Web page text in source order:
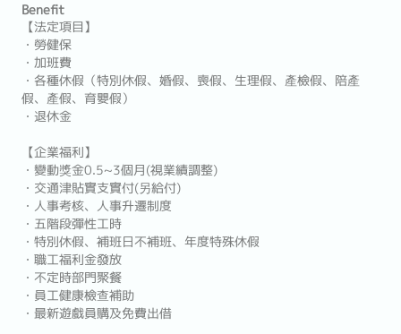
Benefit
【法定項目】
・勞健保
・加班費
・各種休假（特別休假、婚假、喪假、生理假、產檢假、陪產
假、產假、育嬰假）
・退休金
【企業福利】
・變動獎金0.5~3個月(視業績調整)
・交通津貼實支實付(另給付)
・人事考核、人事升遷制度
・五階段彈性工時
・特別休假、補班日不補班、年度特殊休假
・職工福利金發放
・不定時部門聚餐
・員工健康檢查補助
・最新遊戲員購及免費出借